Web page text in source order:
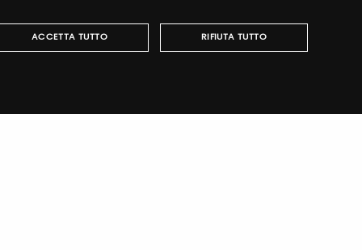
ITALIAN
ENGLISH
ACCETTA TUTTO RIFIUTA TUTTO